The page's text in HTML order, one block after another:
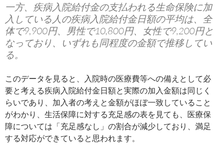
一方、疾病入院給付金の支払われる生命保険に加
入している人の疾病入院給付金日額の平均は、全
体で9,900円、男性で10,800円、女性で9,200円と
なっており、いずれも同程度の金額で推移してい
る。
このデータを見ると、入院時の医療費等への備えとして必
要と考える疾病入院給付金日額と実際の加入金額は同じく
らいであり、加入者の考えと金額がほぼ一致していること
がわかり、生活保障に対する充足感の表を見ても、医療保
障については「充足感なし」の割合が減少しており、満足
する対応ができていると思われます。